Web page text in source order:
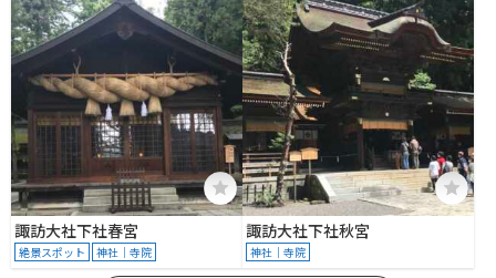
諏訪大社下社春宮
絶景スポット 神社｜寺院
諏訪大社下社秋宮
神社｜寺院